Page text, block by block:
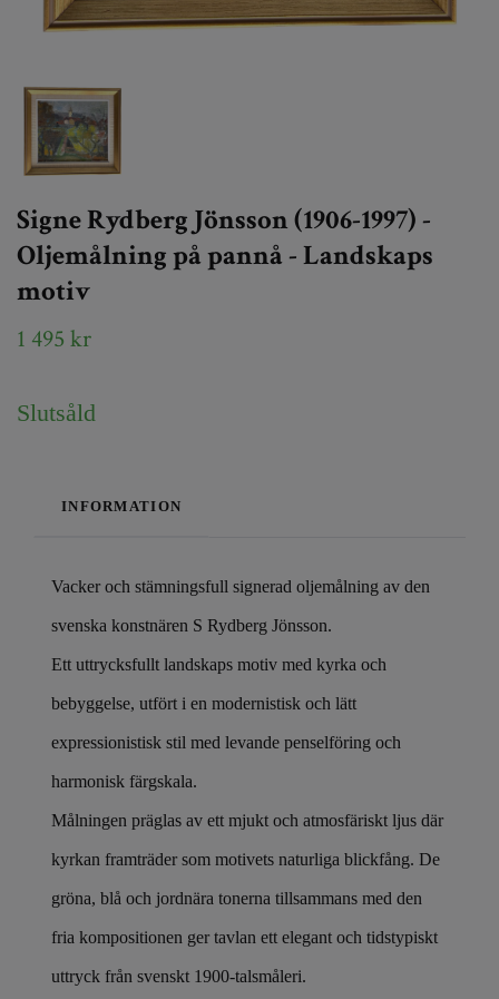
Signe Rydberg Jönsson (1906-1997) -
Oljemålning på pannå - Landskaps
motiv
1 495 kr
Slutsåld
INFORMATION
Vacker och stämningsfull signerad oljemålning av den
svenska konstnären S Rydberg Jönsson.
Ett uttrycksfullt landskaps motiv med kyrka och
bebyggelse, utfört i en modernistisk och lätt
expressionistisk stil med levande penselföring och
harmonisk färgskala.
Målningen präglas av ett mjukt och atmosfäriskt ljus där
kyrkan framträder som motivets naturliga blickfång. De
gröna, blå och jordnära tonerna tillsammans med den
fria kompositionen ger tavlan ett elegant och tidstypiskt
uttryck från svenskt 1900-talsmåleri.